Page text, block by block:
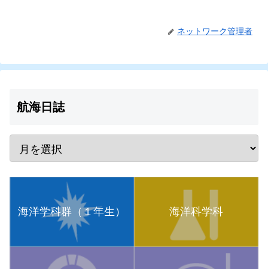
ネットワーク管理者
航海日誌
海洋学科群（１年生） 海洋科学科